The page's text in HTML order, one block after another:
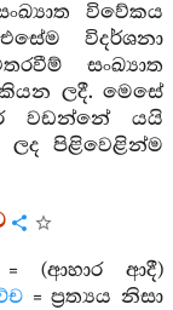
විවේකය
විදර්ශනා
සංඛ්‍යාත
ලදී. මෙසේ
වඩන්නේ යයි
පිළිවෙළින්ම
(ආහාර ආදී)
= ප්‍රත්‍යය නිසා